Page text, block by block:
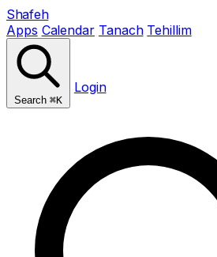
Shafeh
Apps Calendar Tanach Tehillim
Search ⌘K
Login